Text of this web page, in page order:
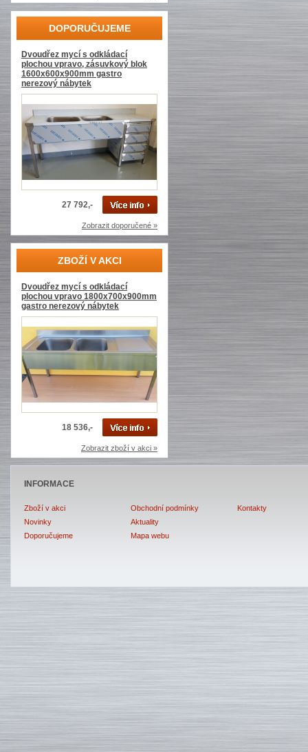
DOPORUČUJEME
Dvoudřez mycí s odkládací
plochou vpravo, zásuvkový blok
1600x600x900mm gastro
nerezový nábytek
27 792,-
Zobrazit doporučené »
ZBOŽÍ V AKCI
Dvoudřez mycí s odkládací
plochou vpravo 1800x700x900mm
gastro nerezový nábytek
18 536,-
Zobrazit zboží v akci »
INFORMACE
Zboží v akci
Novinky
Doporučujeme
Obchodní podmínky
Aktuality
Mapa webu
Kontakty